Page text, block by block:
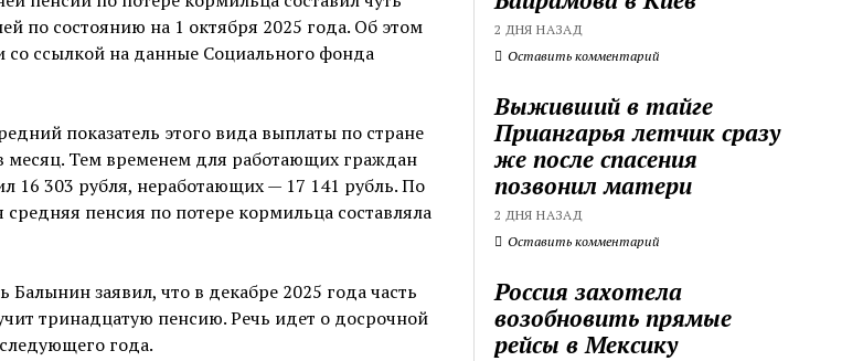
по состоянию на 1 октября 2025 года. Об этом
со ссылкой на данные Социального фонда
показатель этого вида выплаты по стране
месяц. Тем временем для работающих граждан
16 303 рубля, неработающих — 17 141 рубль. По
пенсия по потере кормильца составляла
Балынин заявил, что в декабре 2025 года часть
тринадцатую пенсию. Речь идет о досрочной
года.
2 ДНЯ НАЗАД
Оставить комментарий
Выживший в тайге
Приангарья летчик сразу
же после спасения
позвонил матери
2 ДНЯ НАЗАД
Оставить комментарий
Россия захотела
возобновить прямые
рейсы в Мексику